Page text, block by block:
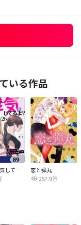
いる作品
パパ、浮気してるよ？娘と二人でクズ夫を捨てます【分冊版】
恋と弾丸
257.9万